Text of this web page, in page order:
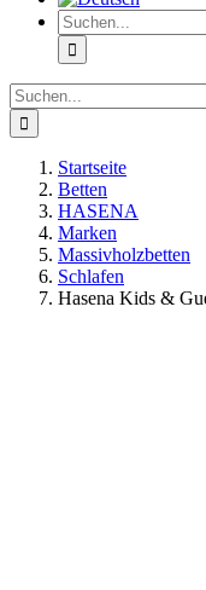
Suche
nach:
Suche
nach:
Startseite
Betten
HASENA
Marken
Massivholzbetten
Schlafen
Hasena Kids &